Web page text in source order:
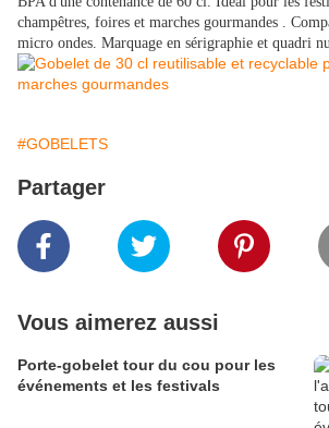
champêtres, foires et marches gourmandes .
micro ondes. Marquage en sérigraphie et quadri
#GOBELETS
Partager
Vous aimerez aussi
Porte-gobelet tour du cou pour les
événements et les festivals